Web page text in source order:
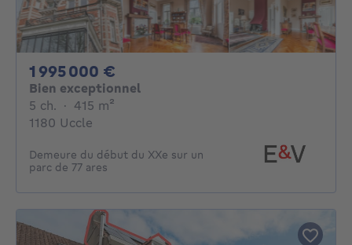
1 995 000 €
Bien exceptionnel
5 ch. 5 chambres
· 415 m²
1180 Uccle
Demeure du début du XXe sur un
parc de 77 ares